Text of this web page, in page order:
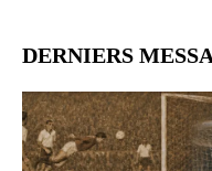
DERNIERS